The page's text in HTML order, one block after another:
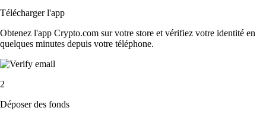
Télécharger l'app
Obtenez l'app Crypto.com sur votre store et vérifiez votre identité en
quelques minutes depuis votre téléphone.
2
Déposer des fonds